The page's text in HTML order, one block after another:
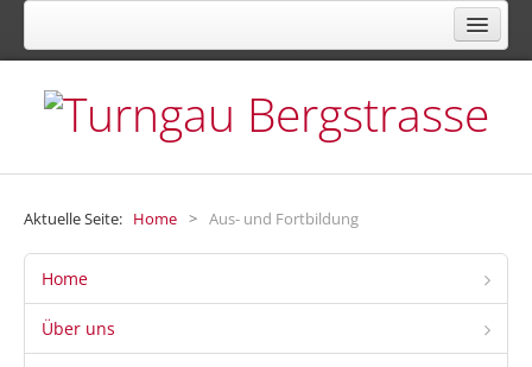
FACHVERBAND FÜR TURNEN, GYMNASTIK,
FREIZEIT- UND GESUNDHEITSSPORT
Aktuelle Seite: Home > Aus- und Fortbildung
Home
Über uns